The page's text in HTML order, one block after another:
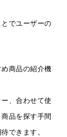
でユーザーの
商品の紹介機
、合わせて使
品を探す手間
できます。